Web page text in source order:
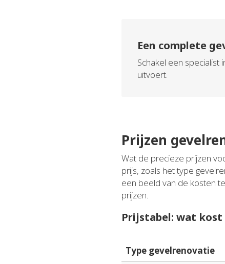
Een complete
Schakel een
uitvoert.
Prijzen
Wat de precieze prijzen
prijs, zoals het type
een beeld van de kosten
prijzen.
Prijstabel: wat
Type gevelrenovatie